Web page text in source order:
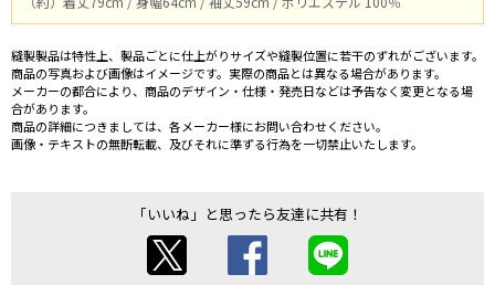
縫製製品は特性上、製品ごとに仕上がりサイズや縫製位置に若干のずれがございます。
商品の写真および画像はイメージです。実際の商品とは異なる場合があります。
メーカーの都合により、商品のデザイン・仕様・発売日などは予告なく変更となる場
合があります。
商品の詳細につきましては、各メーカー様にお問い合わせください。
画像・テキストの無断転載、及びそれに準ずる行為を一切禁止いたします。
「いいね」と思ったら友達に共有！